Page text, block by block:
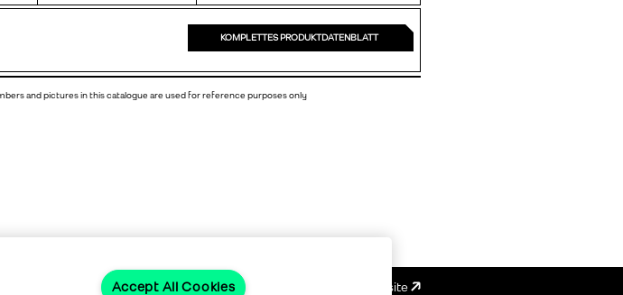
KOMPLETTES PRODUKTDATENBLATT
and pictures in this catalogue are used for reference purposes only
Emotive website
Accept All Cookies